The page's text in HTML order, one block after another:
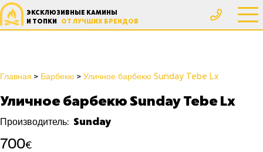
ЭКСКЛЮЗИВНЫЕ КАМИНЫ
И ТОПКИ ОТ ЛУЧШИХ БРЕНДОВ
Главная Барбекю Уличное барбекю Sunday Tebe Lx
Уличное барбекю Sunday Tebe Lx
Производитель: Sunday
700€